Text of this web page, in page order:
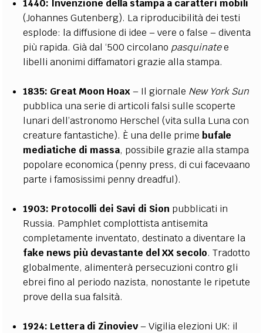
1440: Invenzione della stampa a caratteri mobili
(Johannes Gutenberg). La riproducibilità dei testi
esplode: la diffusione di idee – vere o false – diventa
più rapida. Già dal ‘500 circolano pasquinatee
libelli anonimi diffamatori grazie alla stampa.
1835: Great Moon Hoax – Il giornale New York Sun
pubblica una serie di articoli falsi sulle scoperte
lunari dell’astronomo Herschel (vita sulla Luna con
creature fantastiche). È una delle primebufale
mediatiche di massa, possibile grazie alla stampa
popolare economica (penny press, di cui facevaano
parte i famosissimi penny dreadful).
1903: Protocolli dei Savi di Sion pubblicati in
Russia. Pamphlet complottista antisemita
completamente inventato, destinato a diventare la
fake news più devastante del XX secolo. Tradotto
globalmente, alimenterà persecuzioni contro gli
ebrei fino al periodo nazista, nonostante le ripetute
prove della sua falsità​.
1924: Lettera di Zinoviev– Vigilia elezioni UK: il